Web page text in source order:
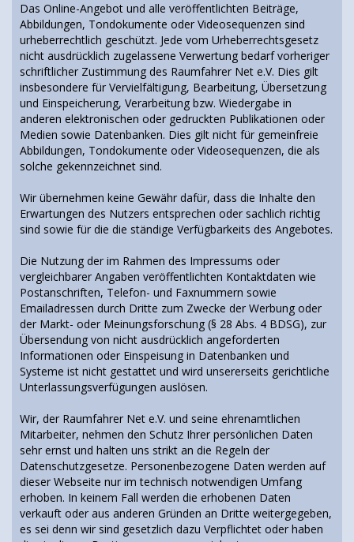
Das Online-Angebot und alle veröffentlichten Beiträge,
Abbildungen, Tondokumente oder Videosequenzen sind
urheberrechtlich geschützt. Jede vom Urheberrechtsgesetz
nicht ausdrücklich zugelassene Verwertung bedarf vorheriger
schriftlicher Zustimmung des Raumfahrer Net e.V. Dies gilt
insbesondere für Vervielfältigung, Bearbeitung, Übersetzung
und Einspeicherung, Verarbeitung bzw. Wiedergabe in
anderen elektronischen oder gedruckten Publikationen oder
Medien sowie Datenbanken. Dies gilt nicht für gemeinfreie
Abbildungen, Tondokumente oder Videosequenzen, die als
solche gekennzeichnet sind.
Wir übernehmen keine Gewähr dafür, dass die Inhalte den
Erwartungen des Nutzers entsprechen oder sachlich richtig
sind sowie für die die ständige Verfügbarkeits des Angebotes.
Die Nutzung der im Rahmen des Impressums oder
vergleichbarer Angaben veröffentlichten Kontaktdaten wie
Postanschriften, Telefon- und Faxnummern sowie
Emailadressen durch Dritte zum Zwecke der Werbung oder
der Markt- oder Meinungsforschung (§ 28 Abs. 4 BDSG), zur
Übersendung von nicht ausdrücklich angeforderten
Informationen oder Einspeisung in Datenbanken und
Systeme ist nicht gestattet und wird unsererseits gerichtliche
Unterlassungsverfügungen auslösen.
Wir, der Raumfahrer Net e.V. und seine ehrenamtlichen
Mitarbeiter, nehmen den Schutz Ihrer persönlichen Daten
sehr ernst und halten uns strikt an die Regeln der
Datenschutzgesetze. Personenbezogene Daten werden auf
dieser Webseite nur im technisch notwendigen Umfang
erhoben. In keinem Fall werden die erhobenen Daten
verkauft oder aus anderen Gründen an Dritte weitergegeben,
es sei denn wir sind gesetzlich dazu Verpflichtet oder haben